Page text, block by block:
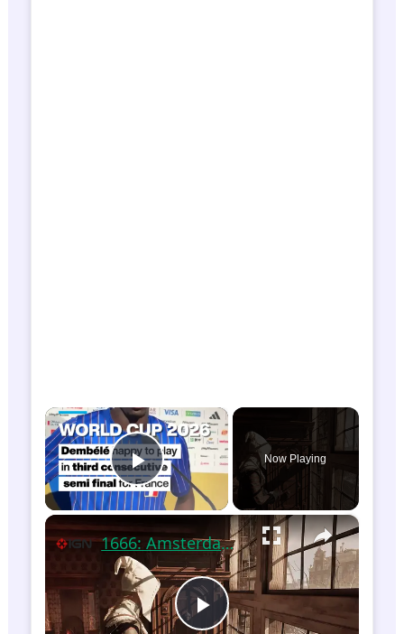
×
Play Video
Now Playing
×
1666: Amsterdam - Official Devlog #2: The Art Video